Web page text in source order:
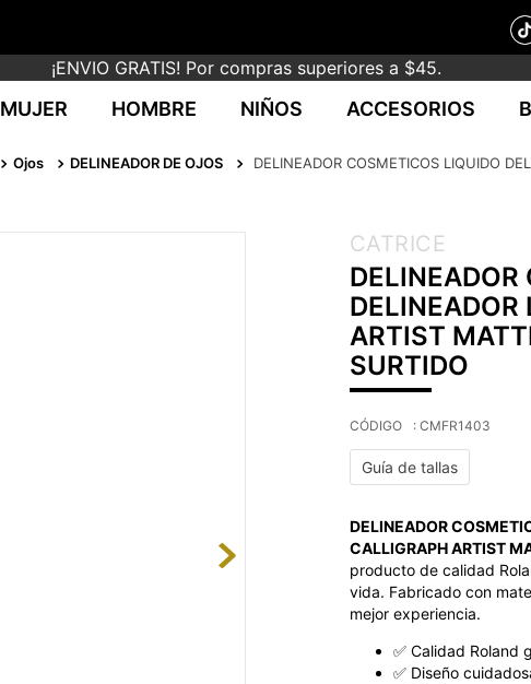
¡ENVIO GRATIS! Por compras superiores a $45.
MUJER HOMBRE NIÑOS ACCESORIOS
Ojos DELINEADOR DE OJOS
DELINEADOR COSMETICOS LIQUIDO
CATRICE
DELINEADOR
ARTIST
SURTIDO
: CMFR1403
Guía de tallas
DELINEADOR
CALLIGRAPH ARTIST
producto de calidad
vida. Fabricado con
mejor experiencia.
✅ Calidad Roland
✅ Diseño